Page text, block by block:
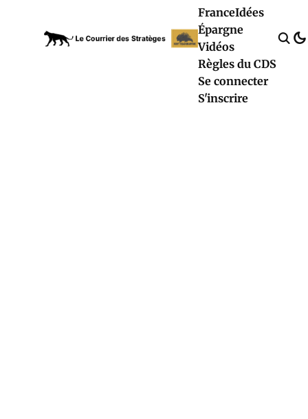
FranceIdées
Épargne
Vidéos
Règles du CDS
Se connecter
S'inscrire